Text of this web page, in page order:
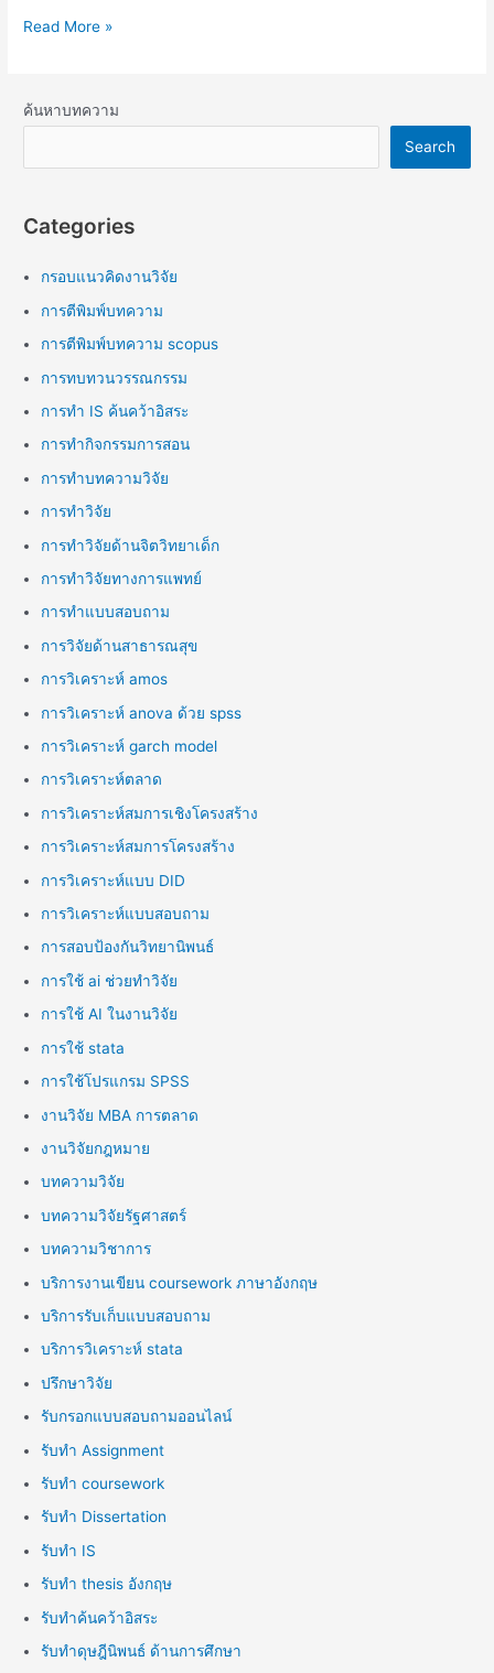
Read More »
ค้นหาบทความ
Search
Categories
กรอบแนวคิดงานวิจัย
การตีพิมพ์บทความ
การตีพิมพ์บทความ scopus
การทบทวนวรรณกรรม
การทำ IS ค้นคว้าอิสระ
การทำกิจกรรมการสอน
การทำบทความวิจัย
การทำวิจัย
การทำวิจัยด้านจิตวิทยาเด็ก
การทำวิจัยทางการแพทย์
การทำแบบสอบถาม
การวิจัยด้านสาธารณสุข
การวิเคราะห์ amos
การวิเคราะห์ anova ด้วย spss
การวิเคราะห์ garch model
การวิเคราะห์ตลาด
การวิเคราะห์สมการเชิงโครงสร้าง
การวิเคราะห์สมการโครงสร้าง
การวิเคราะห์แบบ DID
การวิเคราะห์แบบสอบถาม
การสอบป้องกันวิทยานิพนธ์
การใช้ ai ช่วยทำวิจัย
การใช้ AI ในงานวิจัย
การใช้ stata
การใช้โปรแกรม SPSS
งานวิจัย MBA การตลาด
งานวิจัยกฎหมาย
บทความวิจัย
บทความวิจัยรัฐศาสตร์
บทความวิชาการ
บริการงานเขียน coursework ภาษาอังกฤษ
บริการรับเก็บแบบสอบถาม
บริการวิเคราะห์ stata
ปรึกษาวิจัย
รับกรอกแบบสอบถามออนไลน์
รับทำ Assignment
รับทำ coursework
รับทำ Dissertation
รับทำ IS
รับทำ thesis อังกฤษ
รับทำค้นคว้าอิสระ
รับทำดุษฎีนิพนธ์ ด้านการศึกษา